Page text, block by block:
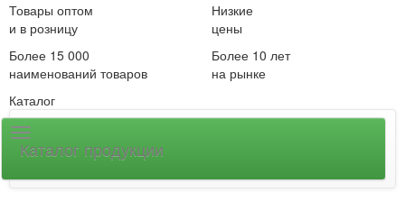
Товары оптом
и в розницу
Низкие
цены
Более 15 000
наименований товаров
Более 10 лет
на рынке
Каталог
Каталог продукции